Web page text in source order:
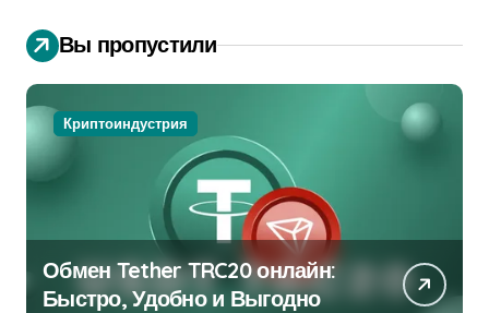
Вы пропустили
Криптоиндустрия
Обмен Tether TRC20 онлайн:
Быстро, Удобно и Выгодно